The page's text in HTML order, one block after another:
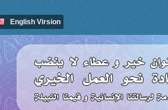
English Virsion